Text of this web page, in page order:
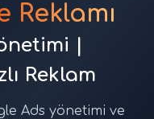
Reklamı
|
Reklam
Ads yönetimi ve